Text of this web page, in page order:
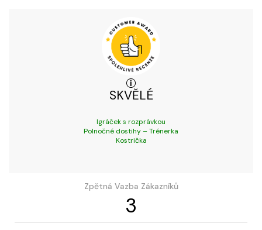
SKVĚLÉ
Igráček s rozprávkou
Polnočné dostihy – Trénerka
Kostrička
Zpětná Vazba Zákazníků
3